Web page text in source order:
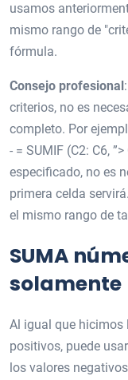
usamos
mismo rango de
fórmula.
Consejo profesional
criterios, no es
completo. Por
- = SUMIF (C2: C6,
especificado, no es
primera celda
el mismo rango de
SUMA
solamente
Al igual que hicimos
positivos, puede
los valores